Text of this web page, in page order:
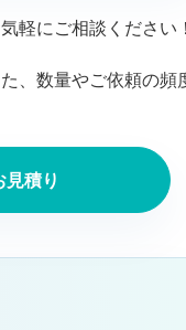
軽にご相談ください
、数量やご依頼の頻
見積り